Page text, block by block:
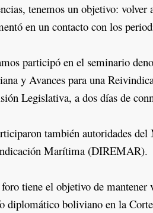
tenemos un objetivo: volver
en un contacto con los
participó en el seminario
y Avances para una
Legislativa, a dos días de
también autoridades
Marítima (DIREMAR).
tiene el objetivo de mantener
diplomático boliviano en la